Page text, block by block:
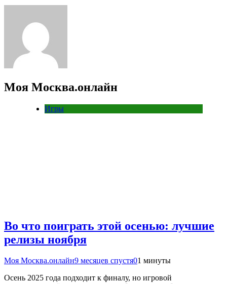
Моя Москва.онлайн
Игры
Во что поиграть этой осенью: лучшие
релизы ноября
Моя Москва.онлайн9 месяцев спустя01 минуты
Осень 2025 года подходит к финалу, но игровой